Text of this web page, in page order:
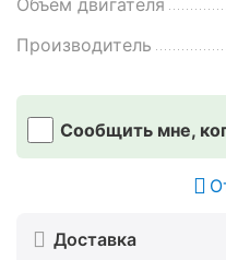
Объем двигателя
Производитель
Сообщить мне,
Доставка